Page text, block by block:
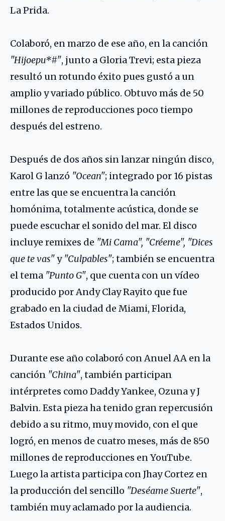
La Prida.
Colaboró, en marzo de ese año, en la canción
"Hijoepu*#", junto a Gloria Trevi; esta pieza
resultó un rotundo éxito pues gustó a un
amplio y variado público. Obtuvo más de 50
millones de reproducciones poco tiempo
después del estreno.
Después de dos años sin lanzar ningún disco,
Karol G lanzó "Ocean"; integrado por 16 pistas
entre las que se encuentra la canción
homónima, totalmente acústica, donde se
puede escuchar el sonido del mar. El disco
incluye remixes de "Mi Cama", "Créeme", "Dices
que te vas"y "Culpables"; también se encuentra
el tema "Punto G", que cuenta con un vídeo
producido por Andy Clay Rayito que fue
grabado en la ciudad de Miami, Florida,
Estados Unidos.
Durante ese año colaboró con Anuel AA en la
canción "China", también participan
intérpretes como Daddy Yankee, Ozuna y J
Balvin. Esta pieza ha tenido gran repercusión
debido a su ritmo, muy movido, con el que
logró, en menos de cuatro meses, más de 850
millones de reproducciones en YouTube.
Luego la artista participa con Jhay Cortez en
la producción del sencillo "Deséame Suerte",
también muy aclamado por la audiencia.